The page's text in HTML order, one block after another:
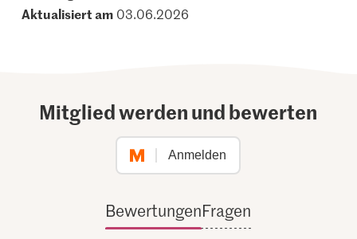
Aktualisiert am 03.06.2026
Mitglied werden und bewerten
Anmelden
BewertungenFragen